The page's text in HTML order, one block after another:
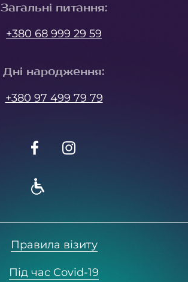
Загальні питання:
+380 68 999 29 59
Дні народження:
+380 97 499 79 79
Правила візиту
Під час Covid-19